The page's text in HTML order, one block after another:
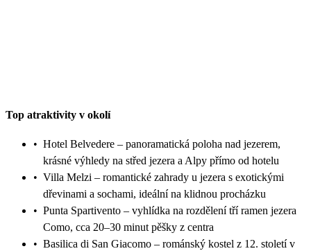
Top atraktivity v okolí
• Hotel Belvedere – panoramatická poloha nad jezerem,
krásné výhledy na střed jezera a Alpy přímo od hotelu
• Villa Melzi – romantické zahrady u jezera s exotickými
dřevinami a sochami, ideální na klidnou procházku
• Punta Spartivento – vyhlídka na rozdělení tří ramen jezera
Como, cca 20–30 minut pěšky z centra
• Basilica di San Giacomo – románský kostel z 12. století v